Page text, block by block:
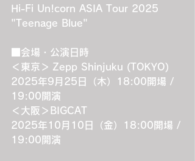
Hi-Fi Un!corn ASIA Tour 2025
"Teenage Blue"
■会場・公演日時
＜東京＞ Zepp Shinjuku (TOKYO)
2025年9月25日（木）18:00開場 /
19:00開演
＜大阪＞BIGCAT
2025年10月10日（金）18:00開場 /
19:00開演